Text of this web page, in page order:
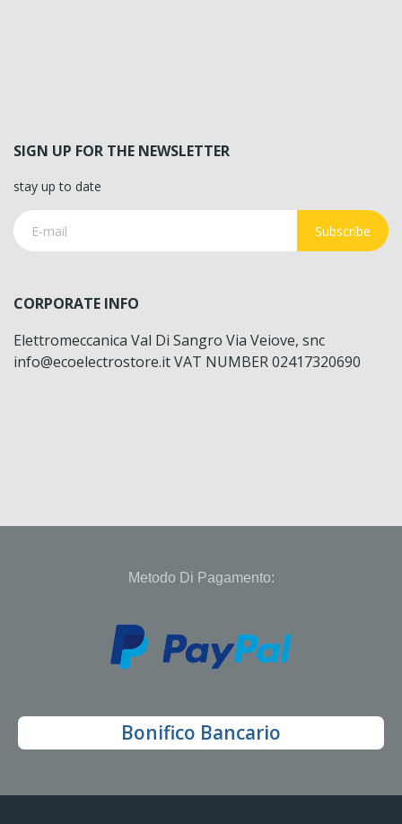
SIGN UP FOR THE NEWSLETTER
stay up to date
Subscribe
CORPORATE INFO
Elettromeccanica Val Di Sangro Via Veiove, snc
info@ecoelectrostore.it VAT NUMBER 02417320690
Metodo Di Pagamento:
Bonifico Bancario